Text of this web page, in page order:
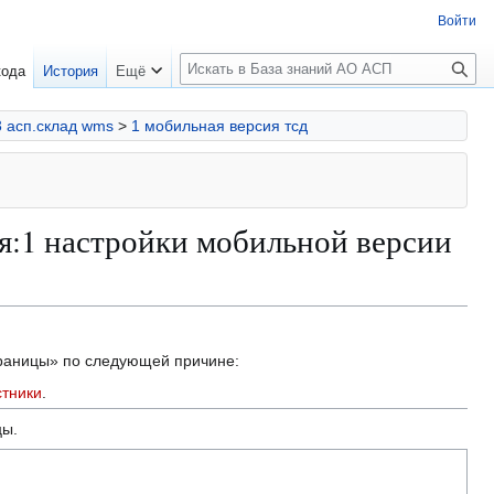
асп.склад wms > 1 мобильная версия тсд
настройки мобильной версии
по следующей причине:
Войти
История Ещё
П
о
и
с
к